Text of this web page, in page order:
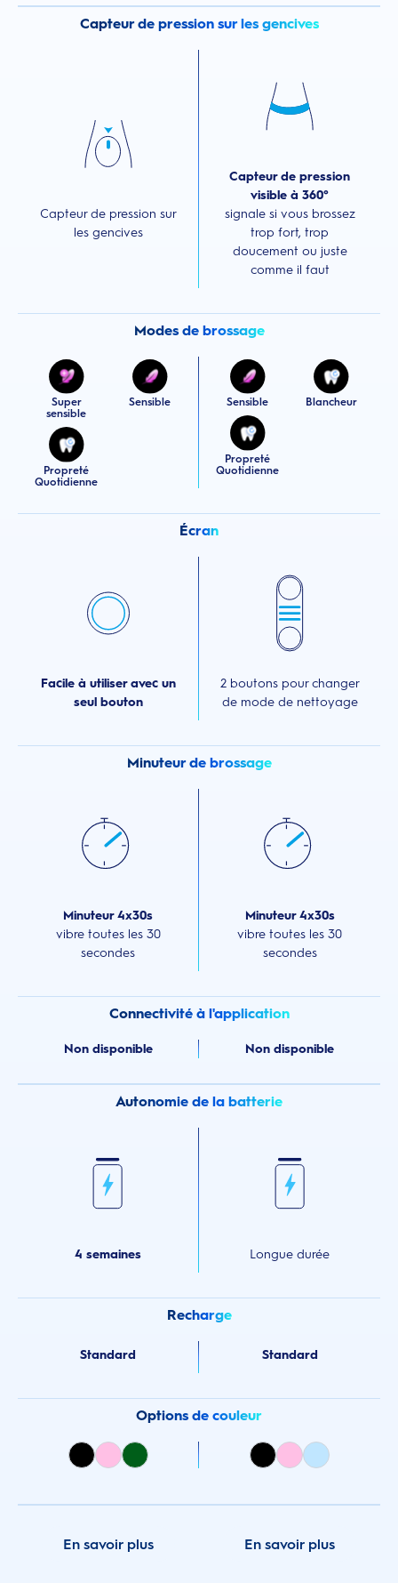
Capteur de pression sur les gencives
Capteur de pression sur
les gencives
Capteur de pression
visible à 360°
signale si vous brossez
trop fort, trop
doucement ou juste
comme il faut
Modes de brossage
Super
sensible
Sensible
Propreté
Quotidienne
Sensible Blancheur
Propreté
Quotidienne
Écran
Facile à utiliser avec un
seul bouton
2 boutons pour changer
de mode de nettoyage
Minuteur de brossage
Minuteur 4x30s
vibre toutes les 30
secondes
Minuteur 4x30s
vibre toutes les 30
secondes
Connectivité à l'application
Non disponible Non disponible
Autonomie de la batterie
4 semaines Longue durée
Recharge
Standard Standard
Options de couleur
En savoir plus En savoir plus